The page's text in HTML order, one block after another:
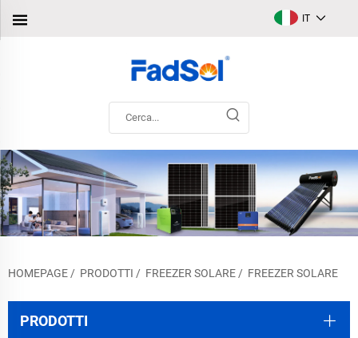
IT
HOMEPAGE / PRODOTTI / FREEZER SOLARE / FREEZER SOLARE
PRODOTTI